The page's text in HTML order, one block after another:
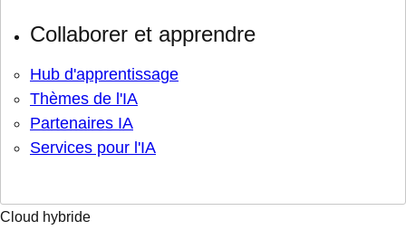
Collaborer et apprendre
Hub d'apprentissage
Thèmes de l'IA
Partenaires IA
Services pour l'IA
Cloud hybride